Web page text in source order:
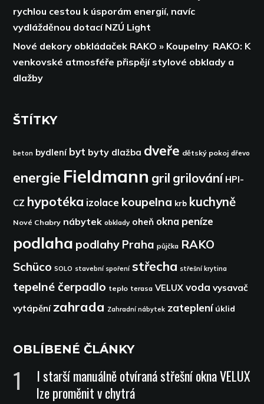
rychlou cestou k úsporám energií, navíc
vydlážděnou dotací NZÚ Light
Nové dekory obkládaček RAKO » Koupelny: RAKO: K
venkovské atmosféře přispějí stylové obklady a
dlažby
ŠTÍTKY
beton bydlení byt byty dlažba dveře dětský pokoj dřevo
energie Fieldmann gril grilování HPI-
CZ hypotéka izolace koupelna krb kuchyně
Nové Chabry nábytek obklady oheň okna peníze
podlaha podlahy Praha půjčka RAKO
Schüco SOLO stavební spoření střecha střešní krytina
tepelné čerpadlo teplo terasa VELUX voda vysavač
vytápění zahrada Zahradní nábytek zateplení úklid
OBLÍBENÉ ČLÁNKY
I starší manuálně otvíraná střešní okna VELUX
lze proměnit v chytrá